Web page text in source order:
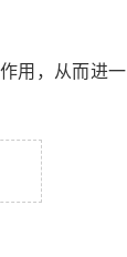
用，从而进一